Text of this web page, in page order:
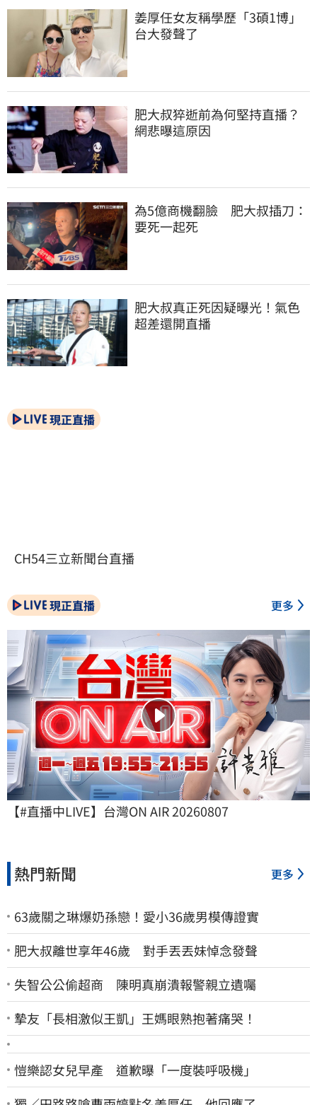
姜厚任女友稱學歷「3碩1博」
台大發聲了
肥大叔猝逝前為何堅持直播？
網悲曝這原因
為5億商機翻臉　肥大叔插刀：
要死一起死
肥大叔真正死因疑曝光！氣色
超差還開直播
現正直播
CH54三立新聞台直播
現正直播 更多
【#直播中LIVE】台灣ON AIR 20260807
熱門新聞 更多
63歲關之琳爆奶孫戀！愛小36歲男模傳證實
肥大叔離世享年46歲 對手丟丟妹悼念發聲
失智公公偷超商 陳明真崩潰報警親立遺囑
摯友「長相激似王凱」王媽眼熟抱著痛哭！
愷樂認女兒早產 道歉曝「一度裝呼吸機」